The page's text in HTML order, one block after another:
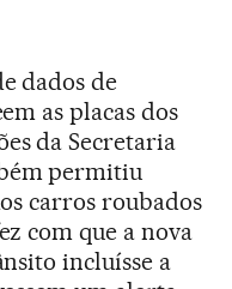
dados de
as placas dos
da Secretaria
permitiu
carros roubados
com que a nova
incluísse a